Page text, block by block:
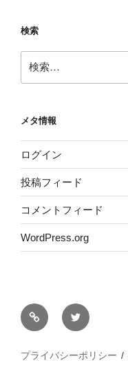
検索
索:
メタ情報
ログイン
投稿フィード
コメントフィード
WordPress.org
サ
イ
Twitter
プライバシーポリシー